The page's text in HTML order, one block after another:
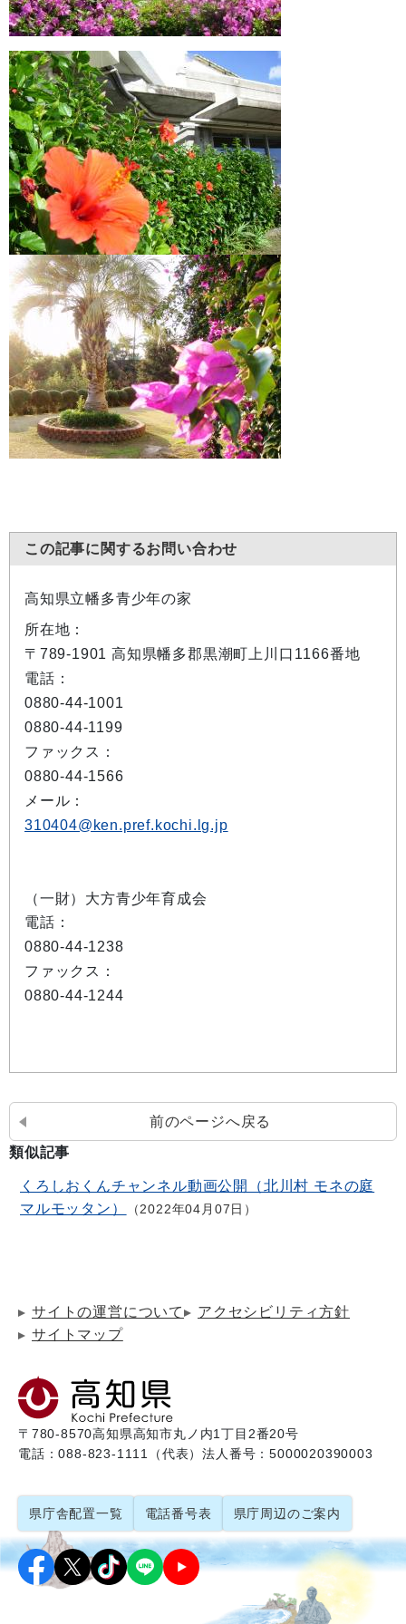
この記事に関するお問い合わせ
高知県立幡多青少年の家
所在地：
〒789-1901 高知県幡多郡黒潮町上川口1166番地
電話：
0880-44-1001
0880-44-1199
ファックス：
0880-44-1566
メール：
310404@ken.pref.kochi.lg.jp
（一財）大方青少年育成会
電話：
0880-44-1238
ファックス：
0880-44-1244
前のページへ戻る
類似記事
くろしおくんチャンネル動画公開（北川村 モネの庭
マルモッタン）
2022年04月07日
サイトの運営について
アクセシビリティ方針
サイトマップ
〒780-8570高知県高知市丸ノ内1丁目2番20号
電話：088-823-1111（代表）法人番号：5000020390003
県庁舎配置一覧 電話番号表 県庁周辺のご案内